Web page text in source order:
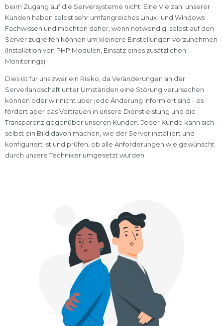
beim Zugang auf die Serversysteme nicht. Eine Vielzahl unserer
Kunden haben selbst sehr umfangreiches Linux- und Windows
Fachwissen und möchten daher, wenn notwendig, selbst auf den
Server zugreifen können um kleinere Einstellungen vorzunehmen
(Installation von PHP Modulen, Einsatz eines zusätzlichen
Monitorings).
Dies ist für uns zwar ein Risiko, da Veränderungen an der
Serverlandschaft unter Umständen eine Störung verursachen
können oder wir nicht über jede Änderung informiert sind - es
fördert aber das Vertrauen in unsere Dienstleistung und die
Transparenz gegenüber unseren Kunden. Jeder Kunde kann sich
selbst ein Bild davon machen, wie der Server installiert und
konfiguriert ist und prüfen, ob alle Anforderungen wie gewünscht
durch unsere Techniker umgesetzt wurden.